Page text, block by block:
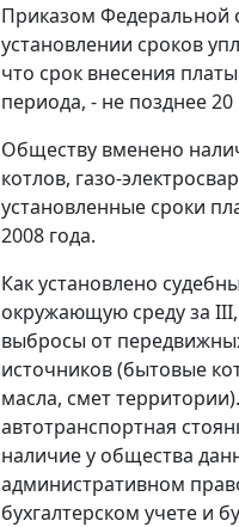
Приказом Федеральной
установлении сроков
что срок внесения
периода, - не позднее
Обществу вменено
котлов, газо-
установленные сроки
2008 года.
Как установлено
окружающую среду за III,
выбросы от
источников (бытовые
масла, смет
автотранспортная
наличие у общества
административном
бухгалтерском учете и